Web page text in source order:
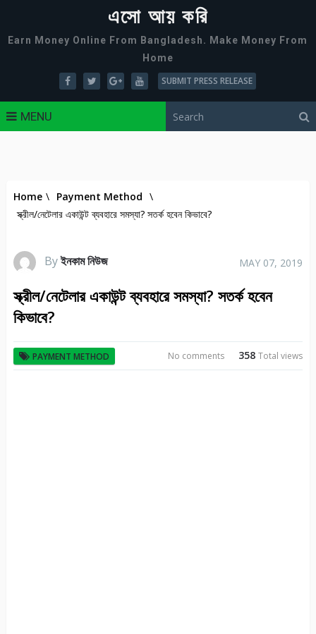
এসো আয় করি
Earn Money Online From Bangladesh. Make Money From
Home
SUBMIT PRESS RELEASE
MENU
Home \ Payment Method \
স্ক্রীল/নেটেলার একাউন্ট ব্যবহারে সমস্যা? সতর্ক হবেন কিভাবে?
Byইনকাম নিউজ MAY 07, 2019
স্ক্রীল/নেটেলার একাউন্ট ব্যবহারে সমস্যা? সতর্ক হবেন
কিভাবে?
PAYMENT METHOD 358Total views
No comments